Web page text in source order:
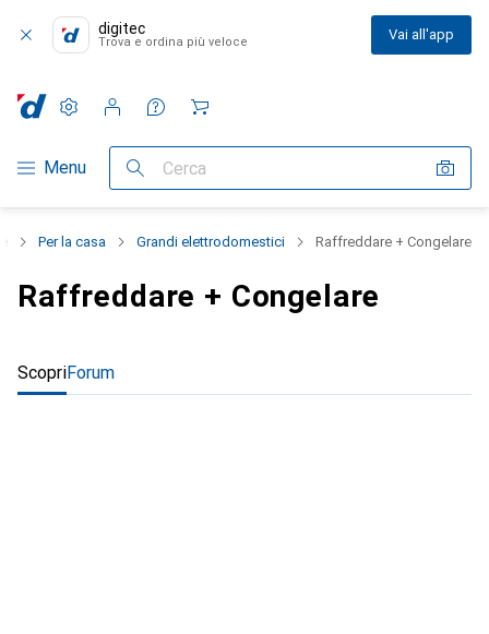
digitec
Trova e ordina più veloce Vai all'app
Categoria Navigazione
Menu Cerca
Impostazioni
Conto cliente
Liste di confronto
Liste dei desideri
Carrello
Per la casa Grandi elettrodomestici Raffreddare + Congelare
Raffreddare + Congelare
ScopriForum